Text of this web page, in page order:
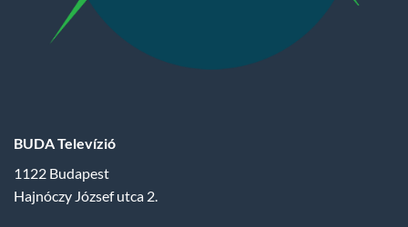
BUDA Televízió
1122 Budapest
Hajnóczy József utca 2.